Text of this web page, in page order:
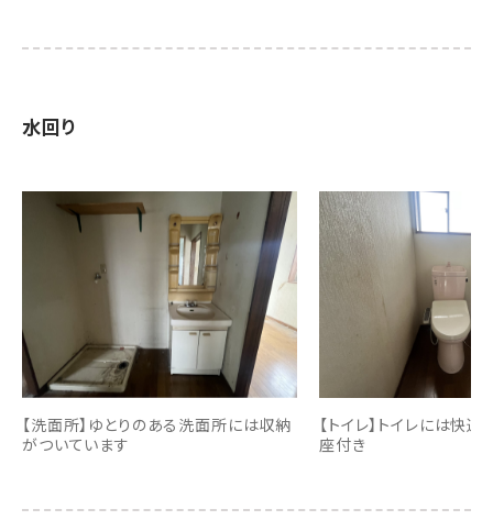
水回り
【洗面所】ゆとりのある洗面所には収納
がついています
【トイレ】トイレには快
座付き